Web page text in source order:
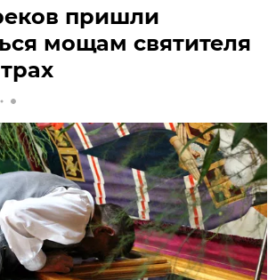
пришли
мощам святителя